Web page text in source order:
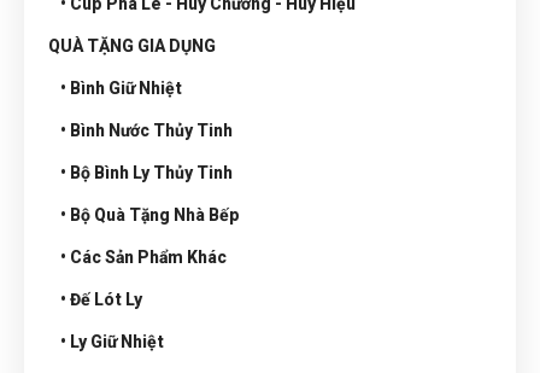
QUÀ TẶNG GIA DỤNG
• Bình Giữ Nhiệt
• Bình Nước Thủy Tinh
• Bộ Bình Ly Thủy Tinh
• Bộ Quà Tặng Nhà Bếp
• Các Sản Phẩm Khác
• Đế Lót Ly
• Ly Giữ Nhiệt